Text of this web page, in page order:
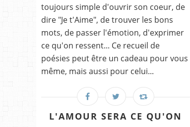
toujours simple d'ouvrir son coeur, de
dire "Je t'Aime", de trouver les bons
mots, de passer l'émotion, d'exprimer
ce qu'on ressent... Ce recueil de
poésies peut être un cadeau pour vous
même, mais aussi pour celui...
L'AMOUR SERA CE QU'ON